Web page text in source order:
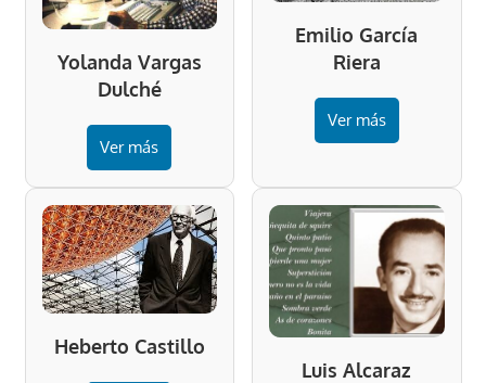
Yolanda Vargas
Dulché
Ver más
Emilio García
Riera
Ver más
Heberto Castillo
Luis Alcaraz